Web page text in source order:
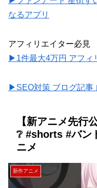
なるアプリ
アフィリエイター必見
▶1件最大4万円 アフィ
▶SEO対策 ブログ記事
【新アニメ先行
❔ #shorts #バン
ニメ
新作アニメ